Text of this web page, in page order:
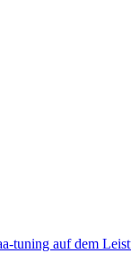
tuning auf dem